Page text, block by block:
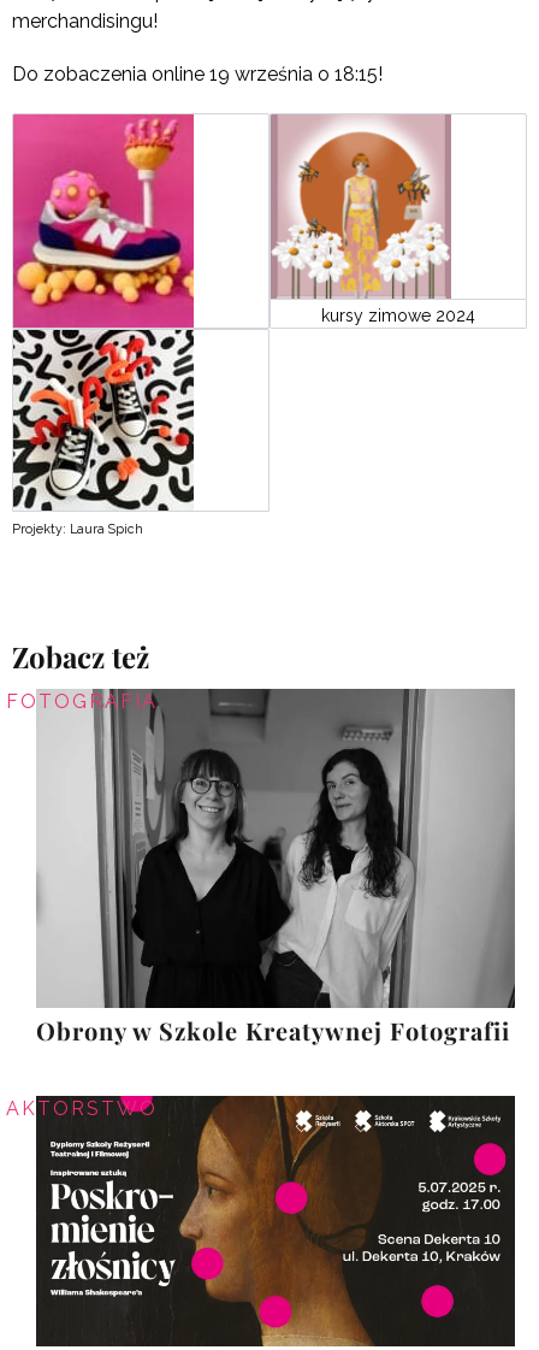
merchandisingu!
Do zobaczenia online 19 września o 18:15!
kursy zimowe 2024
Projekty: Laura Spich
Zobacz też
FOTOGRAFIA
Obrony w Szkole Kreatywnej Fotografii
AKTORSTWO